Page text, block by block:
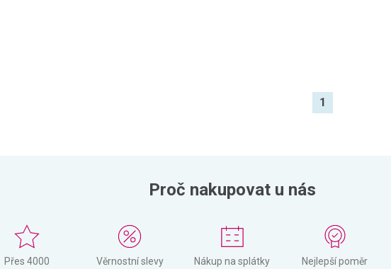
1
Proč nakupovat u nás
Přes 4000
Věrnostní slevy Nákup na splátky
Nejlepší poměr